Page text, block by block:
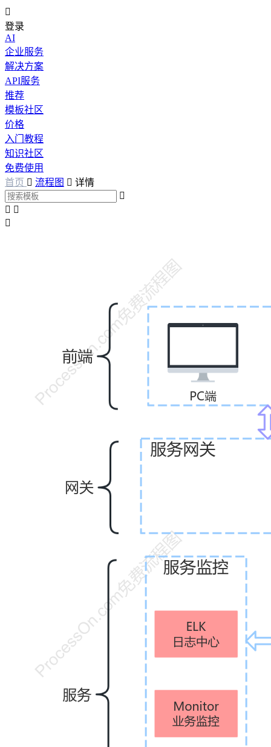

登录
AI
企业服务
解决方案
API服务
推荐
模板社区
价格
入门教程
知识社区
免费使用
首页  流程图  详情

 
